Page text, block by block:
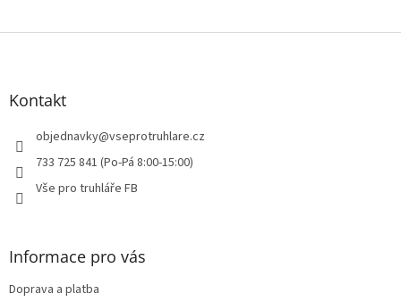
Z
Kontakt
objednavky@vseprotruhlare.cz
733 725 841 (Po-Pá 8:00-15:00)
Vše pro truhláře FB
Informace pro vás
Doprava a platba